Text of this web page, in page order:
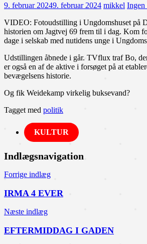
9. februar 20249. februar 2024 mikkel Ingen
VIDEO: Fotoudstilling i Ungdomshuset på
historien om Jagtvej 69 frem til i dag. Kom
dage i selskab med nutidens unge i
Udstillingen åbnede i går. TVflux traf Bo,
er også en af de aktive i forsøget på at
bevægelsens historie.
Og fik Weidekamp virkelig buksevand?
Tagget med politik
KULTUR
Indlægsnavigation
Forrige indlæg
IRMA 4 EVER
Næste indlæg
EFTERMIDDAG I GADEN